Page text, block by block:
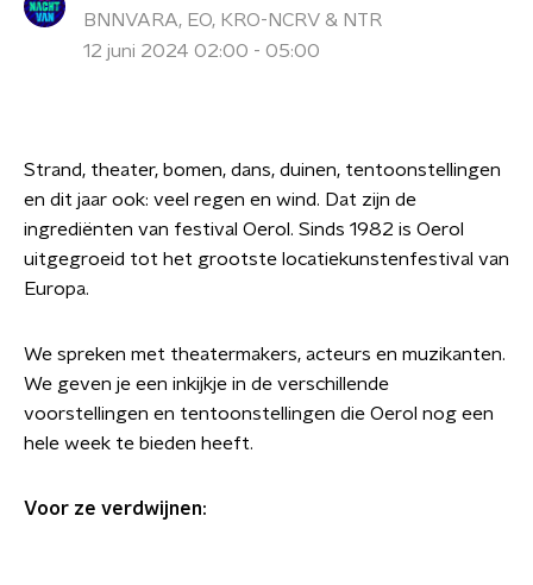
BNNVARA, EO, KRO-NCRV & NTR
12 juni 2024 02:00 - 05:00
Strand, theater, bomen, dans, duinen, tentoonstellingen
en dit jaar ook: veel regen en wind. Dat zijn de
ingrediënten van festival Oerol. Sinds 1982 is Oerol
uitgegroeid tot het grootste locatiekunstenfestival van
Europa.
We spreken met theatermakers, acteurs en muzikanten.
We geven je een inkijkje in de verschillende
voorstellingen en tentoonstellingen die Oerol nog een
hele week te bieden heeft.
Voor ze verdwijnen: